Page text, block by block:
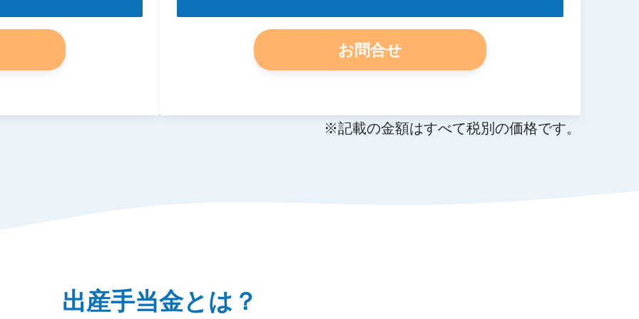
お問合せ
※記載の金額はすべて税別の価格です。
出産手当金とは？